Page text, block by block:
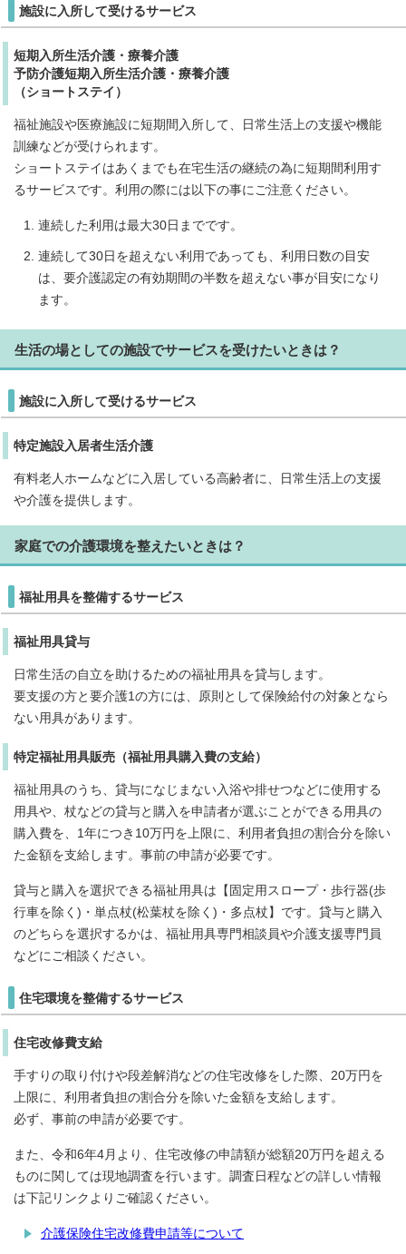
施設に入所して受けるサービス
短期入所生活介護・療養介護
予防介護短期入所生活介護・療養介護
（ショートステイ）
福祉施設や医療施設に短期間入所して、日常生活上の支援や機能
訓練などが受けられます。
ショートステイはあくまでも在宅生活の継続の為に短期間利用す
るサービスです。利用の際には以下の事にご注意ください。
連続した利用は最大30日までです。
連続して30日を超えない利用であっても、利用日数の目安
は、要介護認定の有効期間の半数を超えない事が目安になり
ます。
生活の場としての施設でサービスを受けたいときは？
施設に入所して受けるサービス
特定施設入居者生活介護
有料老人ホームなどに入居している高齢者に、日常生活上の支援
や介護を提供します。
家庭での介護環境を整えたいときは？
福祉用具を整備するサービス
福祉用具貸与
日常生活の自立を助けるための福祉用具を貸与します。
要支援の方と要介護1の方には、原則として保険給付の対象となら
ない用具があります。
特定福祉用具販売（福祉用具購入費の支給）
福祉用具のうち、貸与になじまない入浴や排せつなどに使用する
用具や、杖などの貸与と購入を申請者が選ぶことができる用具の
購入費を、1年につき10万円を上限に、利用者負担の割合分を除い
た金額を支給します。事前の申請が必要です。
貸与と購入を選択できる福祉用具は【固定用スロープ・歩行器(歩
行車を除く)・単点杖(松葉杖を除く)・多点杖】です。貸与と購入
のどちらを選択するかは、福祉用具専門相談員や介護支援専門員
などにご相談ください。
住宅環境を整備するサービス
住宅改修費支給
手すりの取り付けや段差解消などの住宅改修をした際、20万円を
上限に、利用者負担の割合分を除いた金額を支給します。
必ず、事前の申請が必要です。
また、令和6年4月より、住宅改修の申請額が総額20万円を超える
ものに関しては現地調査を行います。調査日程などの詳しい情報
は下記リンクよりご確認ください。
介護保険住宅改修費申請等について